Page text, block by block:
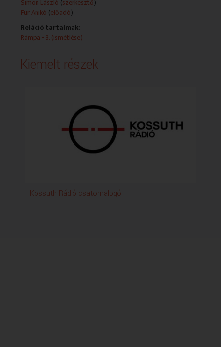
Simon László (szerkesztő)
Für Anikó (előadó)
Reláció tartalmak:
Rámpa - 3. (ismétlése)
Kiemelt részek
Kossuth Rádió csatornalogó